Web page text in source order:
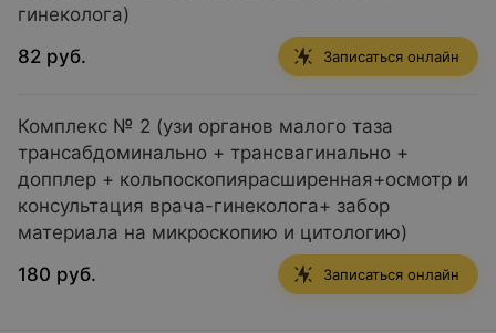
современное оборудование высокого класса;
квалифицированные специалисты;
возможность получить результаты и расшифровку
сразу после процедуры.
Особенности проведения УЗИ:
гинеколога)
82 руб.
Записаться онлайн
Комплекс № 2 (узи органов малого таза
трансабдоминально + трансвагинально +
допплер + кольпоскопиярасширенная+осмотр и
консультация врача-гинеколога+ забор
материала на микроскопию и цитологию)
180 руб.
Записаться онлайн